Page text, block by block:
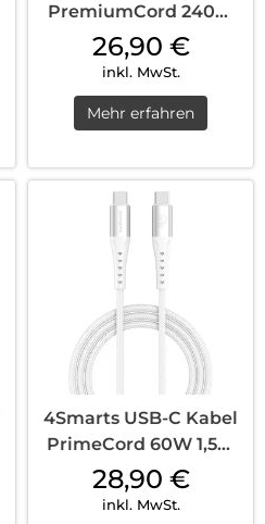
PremiumCord 240W
1,5 m Weiß
26,90 €
inkl. MwSt.
Mehr erfahren
4Smarts USB-C Kabel
PrimeCord 60W 1,5m
Weiß
28,90 €
inkl. MwSt.